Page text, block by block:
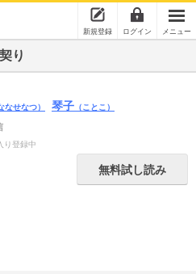
新規登録 ログイン メニュー
り
なせなつ） 琴子 （ことこ）
り登録中
無料試し読み